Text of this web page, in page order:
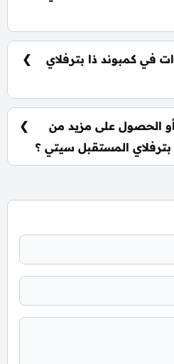
واسعة، بحيرات صناعية،
للأطفال، حمامات سباحة،
في كمبوند ذا بترفلاي
سنوات من تاريخ التعاقد، مع
أو تشطيب كامل حسب
الحصول على مزيد من
المستقبل سيتي ؟